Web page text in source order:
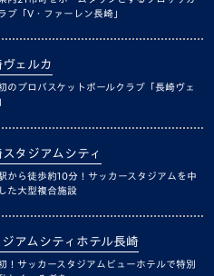
ブ「V・ファーレン長崎」
ヴェルカ
のプロバスケットボールクラブ「長崎ヴェ
スタジアムシティ
から徒歩約10分！サッカースタジアムを中
た大型複合施設
ジアムシティホテル長崎
！サッカースタジアムビューホテルで特別